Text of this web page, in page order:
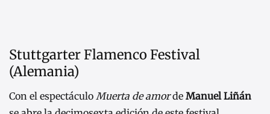
Stuttgarter Flamenco Festival
(Alemania)
Con el espectáculo Muerta de amorde Manuel Liñán